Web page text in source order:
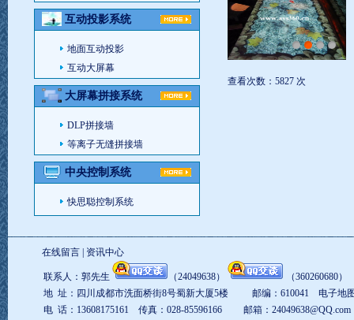
互动投影系统
地面互动投影
互动大屏幕
大屏幕拼接系统
DLP拼接墙
等离子无缝拼接墙
中央控制系统
快思聪控制系统
查看次数：5827 次
在线留言| 资讯中心
联系人：郭先生 （24049638） （360260680）
地 址：四川成都市洗面桥街8号蜀新大厦5楼 邮编：610041
电子地
电 话：13608175161 传真：028-85596166 邮箱： 24049638@QQ.com